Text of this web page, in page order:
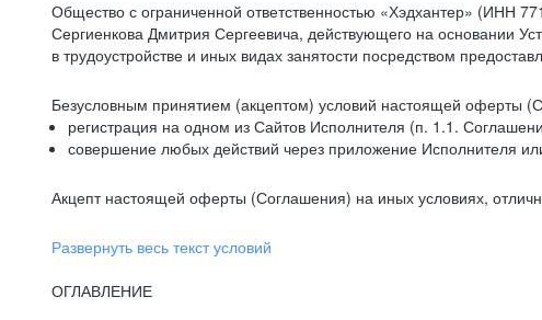
Общество с ограниченной ответственностью «Хэдхантер» (ИНН
Сергиенкова Дмитрия Сергеевича, действующего на основании
в трудоустройстве и иных видах занятости посредством
Безусловным принятием (акцептом) условий настоящей оферты
регистрация на одном из Сайтов Исполнителя (п. 1.1.
совершение любых действий через приложение Исполнителя
Акцепт настоящей оферты (Соглашения) на иных условиях,
Развернуть весь текст условий
ОГЛАВЛЕНИЕ